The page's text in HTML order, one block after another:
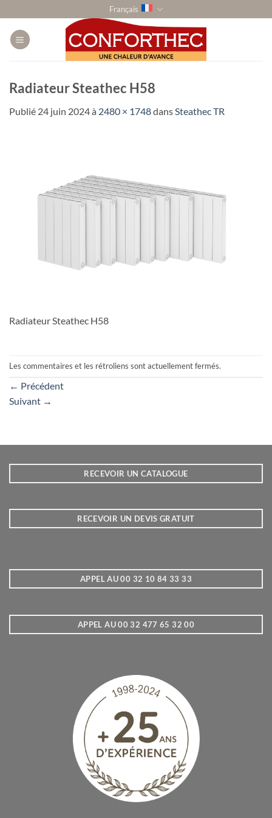
au
contenu
Français
Radiateur Steathec H58
Publié 24 juin 2024à 2480 × 1748dansSteathec TR
Radiateur Steathec H58
Les commentaires et les rétroliens sont actuellement fermés.
← Précédent
Suivant →
RECEVOIR UN CATALOGUE
RECEVOIR UN DEVIS GRATUIT
APPEL AU 00 32 10 84 33 33
APPEL AU 00 32 477 65 32 00